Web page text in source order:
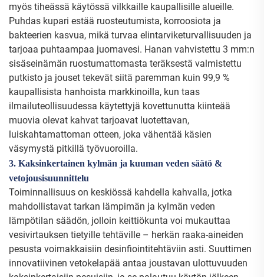
myös tiheässä käytössä vilkkaille kaupallisille alueille.
Puhdas kupari estää ruosteutumista, korroosiota ja
bakteerien kasvua, mikä turvaa elintarviketurvallisuuden ja
tarjoaa puhtaampaa juomavesi. Hanan vahvistettu 3 mm:n
sisäseinämän ruostumattomasta teräksestä valmistettu
putkisto ja jouset tekevät siitä paremman kuin 99,9 %
kaupallisista hanhoista markkinoilla, kun taas
ilmailuteollisuudessa käytettyjä kovettunutta kiinteää
muovia olevat kahvat tarjoavat luotettavan,
luiskahtamattoman otteen, joka vähentää käsien
väsymystä pitkillä työvuoroilla.
3. Kaksinkertainen kylmän ja kuuman veden säätö &
vetojousisuunnittelu
Toiminnallisuus on keskiössä kahdella kahvalla, jotka
mahdollistavat tarkan lämpimän ja kylmän veden
lämpötilan säädön, jolloin keittiökunta voi mukauttaa
vesivirtauksen tietyille tehtäville – herkän raaka-aineiden
pesusta voimakkaisiin desinfiointitehtäviin asti. Suuttimen
innovatiivinen vetokelapää antaa joustavan ulottuvuuden